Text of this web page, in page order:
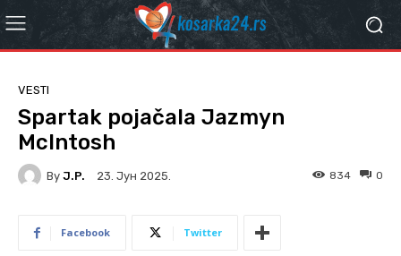
VESTI
Spartak pojačala Jazmyn
Mclntosh
By J.P. 23. Јун 2025. 0
834
Facebook Twitter